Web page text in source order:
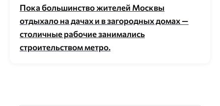
Пока большинство жителей Москвы
отдыхало на дачах и в загородных домах —
столичные рабочие занимались
строительством метро.